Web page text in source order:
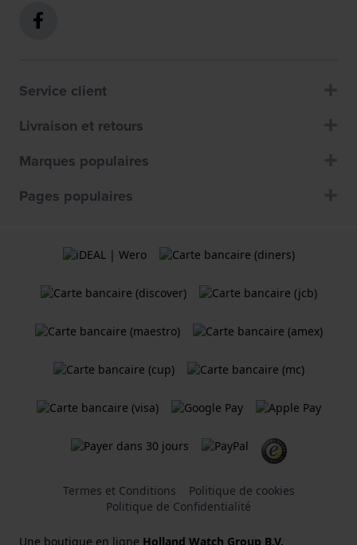
Service client
Livraison et retours
Marques populaires
Pages populaires
Termes et Conditions
Politique de cookies
Politique de Confidentialité
Une boutique en ligne Holland Watch Group B.V.